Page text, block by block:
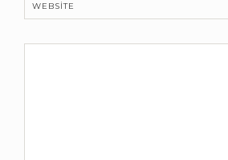
WEBSITE